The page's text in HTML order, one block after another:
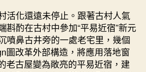
活化還遠未停止。跟著古村人氣
斟酌在古村中參加“平易近宿”新元
噴鼻古井旁的一處老宅里，幾個
圖改革外部構造，將應用落地窗
老古屋變為敞亮的平易近宿，建